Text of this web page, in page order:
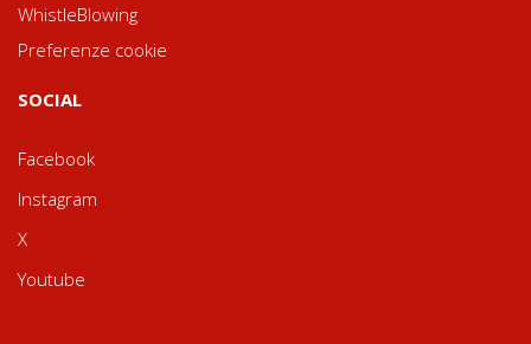
WhistleBlowing
Preferenze cookie
SOCIAL
Facebook
Instagram
X
Youtube